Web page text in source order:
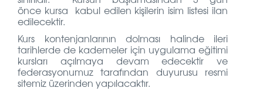
önce kursa kabul edilen kişilerin isim listesi ilan
edilecektir.
Kurs kontenjanlarının dolması halinde ileri
tarihlerde de kademeler için uygulama eğitimi
kursları açılmaya devam edecektir ve
federasyonumuz tarafından duyurusu resmi
sitemiz üzerinden yapılacaktır.